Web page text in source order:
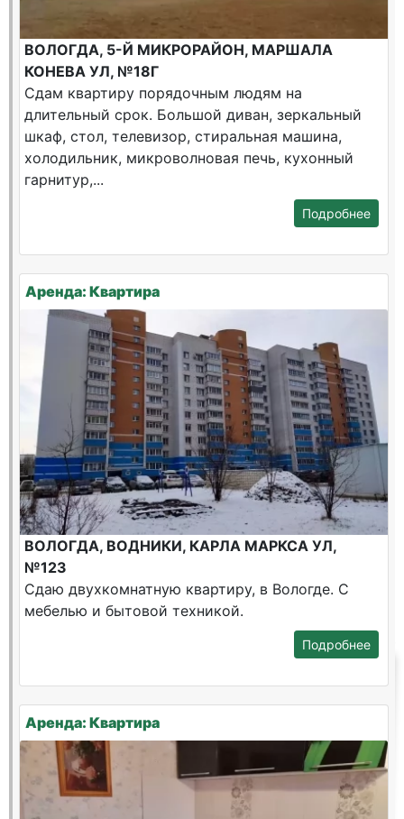
ВОЛОГДА, 5-Й МИКРОРАЙОН, МАРШАЛА
КОНЕВА УЛ, №18Г
Сдам квартиру порядочным людям на
длительный срок. Большой диван, зеркальный
шкаф, стол, телевизор, стиральная машина,
холодильник, микроволновая печь, кухонный
гарнитур,...
Подробнее
Аренда: Квартира
ВОЛОГДА, ВОДНИКИ, КАРЛА МАРКСА УЛ,
№123
Сдаю двухкомнатную квартиру, в Вологде. С
мебелью и бытовой техникой.
Подробнее
Аренда: Квартира